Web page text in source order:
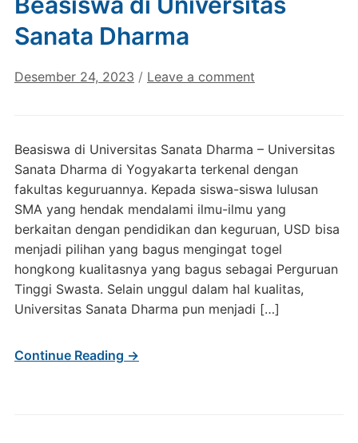
Sanata Dharma
Desember 24, 2023 / Leave a comment
Beasiswa di Universitas Sanata Dharma – Universitas
Sanata Dharma di Yogyakarta terkenal dengan
fakultas keguruannya. Kepada siswa-siswa lulusan
SMA yang hendak mendalami ilmu-ilmu yang
berkaitan dengan pendidikan dan keguruan, USD bisa
menjadi pilihan yang bagus mengingat togel
hongkong kualitasnya yang bagus sebagai Perguruan
Tinggi Swasta. Selain unggul dalam hal kualitas,
Universitas Sanata Dharma pun menjadi […]
Continue Reading →